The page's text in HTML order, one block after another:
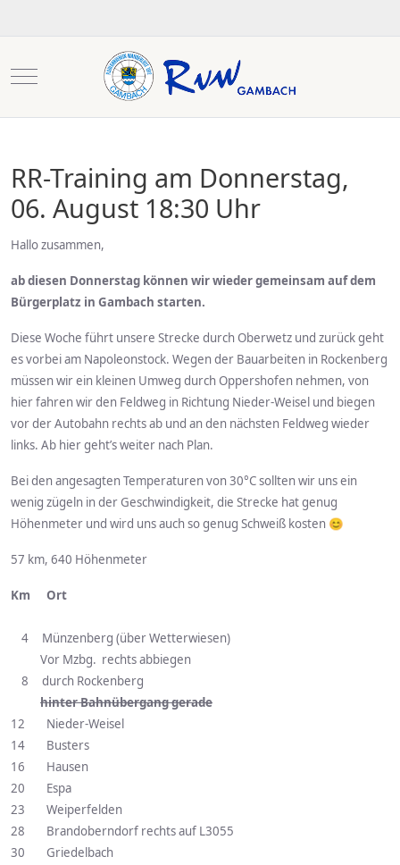
Mobile Menu Toggle
RR-Training am Donnerstag,
06. August 18:30 Uhr
Hallo zusammen,
ab diesen Donnerstag können wir wieder gemeinsam auf dem
Bürgerplatz in Gambach starten.
Diese Woche führt unsere Strecke durch Oberwetz und zurück geht
es vorbei am Napoleonstock. Wegen der Bauarbeiten in Rockenberg
müssen wir ein kleinen Umweg durch Oppershofen nehmen, von
hier fahren wir den Feldweg in Richtung Nieder-Weisel und biegen
vor der Autobahn rechts ab und an den nächsten Feldweg wieder
links. Ab hier geht’s weiter nach Plan.
Bei den angesagten Temperaturen von 30°C sollten wir uns ein
wenig zügeln in der Geschwindigkeit, die Strecke hat genug
Höhenmeter und wird uns auch so genug Schweiß kosten 😊
57 km, 640 Höhenmeter
Km Ort
4 Münzenberg (über Wetterwiesen)
Vor Mzbg. rechts abbiegen
8 durch Rockenberg
hinter Bahnübergang gerade
12 Nieder-Weisel
14 Busters
16 Hausen
20 Espa
23 Weiperfelden
28 Brandoberndorf rechts auf L3055
30 Griedelbach